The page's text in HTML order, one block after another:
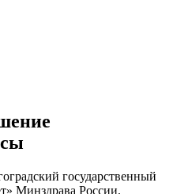
государственный
Минздрава России,